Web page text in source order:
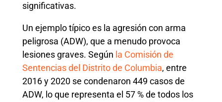
significativas.
Un ejemplo típico es la agresión con arma
peligrosa (ADW), que a menudo provoca
lesiones graves. Según la Comisión de
Sentencias del Distrito de Columbia, entre
2016 y 2020 se condenaron 449 casos de
ADW, lo que representa el 57 % de todos los